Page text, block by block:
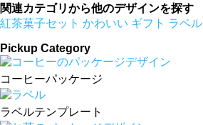
関連カテゴリから他のデザインを探す
紅茶菓子セット かわいい ギフト ラベル
Pickup Category
コーヒーパッケージ
ラベルテンプレート